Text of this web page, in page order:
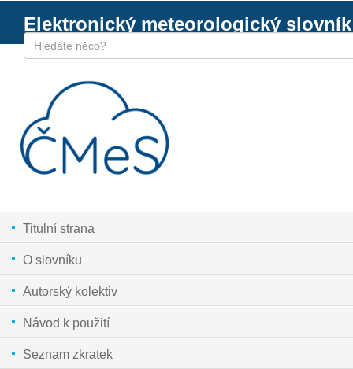
Elektronický meteorologický slovník
Titulní strana
O slovníku
Autorský kolektiv
Návod k použití
Seznam zkratek